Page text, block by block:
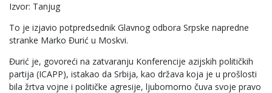
Izvor: Tanjug
To je izjavio potpredsednik Glavnog odbora Srpske napredne
stranke Marko Đurić u Moskvi.
Đurić je, govoreći na zatvaranju Konferencije azijskih političkih
partija (ICAPP), istakao da Srbija, kao država koja je u prošlosti
bila žrtva vojne i političke agresije, ljubomorno čuva svoje pravo